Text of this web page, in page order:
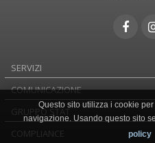
SERVIZI
COMUNICAZIONE
GRUPPO STAT
COMPLIANCE
Questo sito utilizza i cookie
navigazione. Usando questo sito
policy